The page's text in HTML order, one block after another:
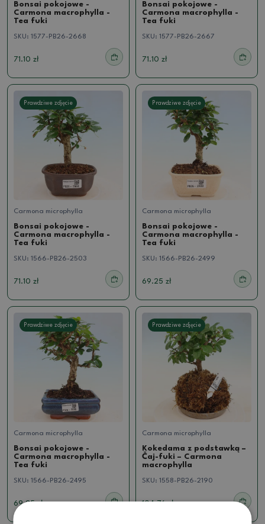
Bonsai pokojowe -
Carmona macrophylla -
Tea fuki
SKU: 1577-PB26-2668
71.10 zł
Bonsai pokojowe -
Carmona macrophylla -
Tea fuki
SKU: 1577-PB26-2667
71.10 zł
Prawdziwe zdjęcie
Carmona microphylla
Bonsai pokojowe -
Carmona macrophylla -
Tea fuki
SKU: 1566-PB26-2503
71.10 zł
Prawdziwe zdjęcie
Carmona microphylla
Bonsai pokojowe -
Carmona macrophylla -
Tea fuki
SKU: 1566-PB26-2499
69.25 zł
Prawdziwe zdjęcie
Carmona microphylla
Bonsai pokojowe -
Carmona macrophylla -
Tea fuki
SKU: 1566-PB26-2495
69.25 zł
Prawdziwe zdjęcie
Carmona microphylla
Kokedama z podstawką –
Čaj-fuki – Carmona
macrophylla
SKU: 1558-PB26-2190
104.76 zł